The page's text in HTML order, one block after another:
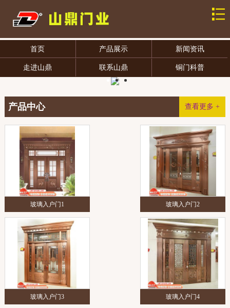
首页 产品展示 新闻资讯
走进山鼎 联系山鼎 铜门科普
查看更多 +
产品中心
玻璃入户门1 玻璃入户门2
玻璃入户门3 玻璃入户门4